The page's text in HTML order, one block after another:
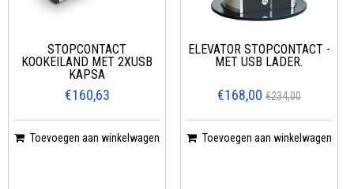
STOPCONTACT
KOOKEILAND MET 2XUSB
KAPSA
€160,63
Toevoegen aan winkelwagen
ELEVATOR STOPCONTACT -
MET USB LADER.
€168,00 €234,00
Toevoegen aan winkelwagen